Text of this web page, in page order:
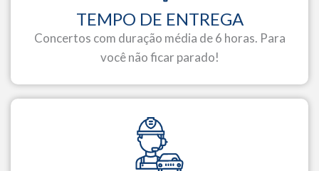
TEMPO DE ENTREGA
Concertos com duração média de 6 horas. Para
você não ficar parado!